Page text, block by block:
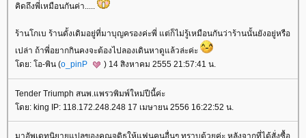
คิดถึงพี่เหมือนกันค่า.....
ร้านโกเบ ร้านดั้งเดิมอยู่ที่มาบุญครองค่ะพี่ แต่ก็ไม่รู้เหมือนกันว่าร้านนั้นยังอยู่หรือ
เปล่า ถ้าพี่อยากกินคงจะต้องไปลองเดินหาดูแล้วล่ะค่ะ
ดย: โอ-พิน (o_pinP ) 14 สิงหาคม 2555 21:57:41 น.
Tender Triumph สนพ.แพรวพิมพ์ใหม่ปีนี้ค่ะ
ดย: king IP: 118.172.248.248 17 เมษายน 2556 16:22:52 น.
มาอัพเดทนิยายแปลของคุณจูดิธให้แฟนคนอื่นๆ ทราบด้วยค่ะ หลังจากที่ได้สั่งซื้อ